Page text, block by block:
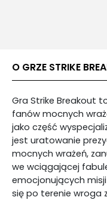
O GRZE STRIKE
Gra Strike Breakout
fanów mocnych
jako część
jest uratowanie
mocnych wrażeń,
we wciągającej
emocjonujących
się po terenie wroga